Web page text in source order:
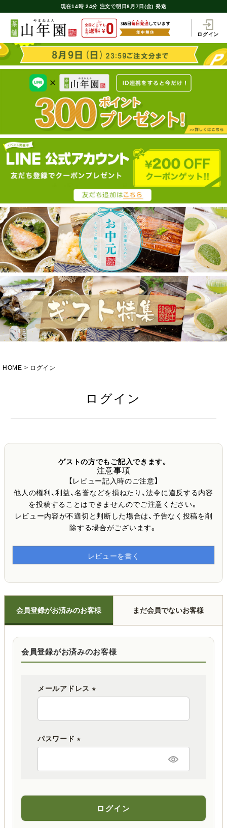
現在14時 24分 注文で明日8月7日(金) 発送
ログイン
HOME ログイン
ログイン
ゲストの方でもご記入できます。
注意事項
【レビュー記入時のご注意】
他人の権利、利益、名誉などを損ねたり、法令に違反する内容
を投稿することはできませんのでご注意ください。
レビュー内容が不適切と判断した場合は、予告なく投稿を削
除する場合がございます。
レビューを書く
会員登録がお済みのお客様 まだ会員でないお客様
会員登録がお済みのお客様
メールアドレス
パスワード
ログイン